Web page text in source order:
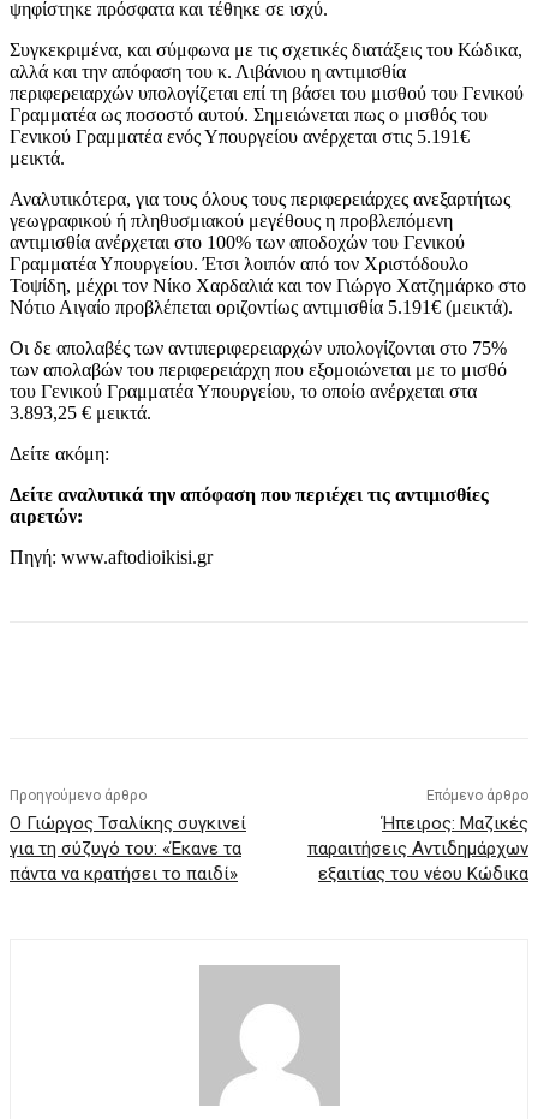
ψηφίστηκε πρόσφατα και τέθηκε σε ισχύ.
Συγκεκριμένα, και σύμφωνα με τις σχετικές διατάξεις του Κώδικα,
αλλά και την απόφαση του κ. Λιβάνιου η αντιμισθία
περιφερειαρχών υπολογίζεται επί τη βάσει του μισθού του Γενικού
Γραμματέα ως ποσοστό αυτού. Σημειώνεται πως ο μισθός του
Γενικού Γραμματέα ενός Υπουργείου ανέρχεται στις 5.191€
μεικτά.
Αναλυτικότερα, για τους όλους τους περιφερειάρχες ανεξαρτήτως
γεωγραφικού ή πληθυσμιακού μεγέθους η προβλεπόμενη
αντιμισθία ανέρχεται στο 100% των αποδοχών του Γενικού
Γραμματέα Υπουργείου. Έτσι λοιπόν από τον Χριστόδουλο
Τοψίδη, μέχρι τον Νίκο Χαρδαλιά και τον Γιώργο Χατζημάρκο στο
Νότιο Αιγαίο προβλέπεται οριζοντίως αντιμισθία 5.191€ (μεικτά).
Οι δε απολαβές των αντιπεριφερειαρχών υπολογίζονται στο 75%
των απολαβών του περιφερειάρχη που εξομοιώνεται με το μισθό
του Γενικού Γραμματέα Υπουργείου, το οποίο ανέρχεται στα
3.893,25 € μεικτά.
Δείτε ακόμη:
Δείτε αναλυτικά την απόφαση που περιέχει τις αντιμισθίες
αιρετών:
Πηγή: www.aftodioikisi.gr
Προηγούμενο άρθρο
Ο Γιώργος Τσαλίκης συγκινεί
για τη σύζυγό του: «Έκανε τα
πάντα να κρατήσει το παιδί»
Επόμενο άρθρο
Ήπειρος: Μαζικές
παραιτήσεις Αντιδημάρχων
εξαιτίας του νέου Κώδικα